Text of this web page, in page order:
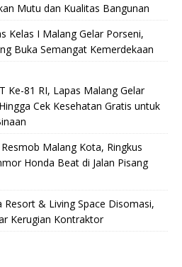
Mutu dan Kualitas Bangunan
Kelas I Malang Gelar Porseni,
Buka Semangat Kemerdekaan
Ke-81 RI, Lapas Malang Gelar
Cek Kesehatan Gratis untuk
Malang Kota, Ringkus
Honda Beat di Jalan Pisang
Resort & Living Space Disomasi,
Kerugian Kontraktor